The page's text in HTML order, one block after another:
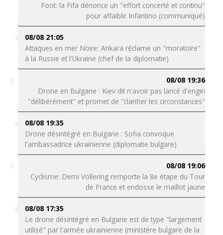
Foot: la Fifa dénonce un "effort concerté et continu"
pour affaiblir Infantino (communiqué)
08/08 21:05
Attaques en mer Noire: Ankara réclame un "moratoire"
à la Russie et l'Ukraine (chef de la diplomatie)
08/08 19:36
Drone en Bulgarie : Kiev dit n'avoir pas lancé d'engin
"délibérément" et promet de "clarifier les circonstances"
08/08 19:35
Drone désintégré en Bulgarie : Sofia convoque
l'ambassadrice ukrainienne (diplomatie bulgare)
08/08 19:06
Cyclisme: Demi Vollering remporte la 8e étape du Tour
de France et endosse le maillot jaune
08/08 17:35
Le drone désintégré en Bulgarie est de type "largement
utilisé" par l'armée ukrainienne (ministère bulgare de la